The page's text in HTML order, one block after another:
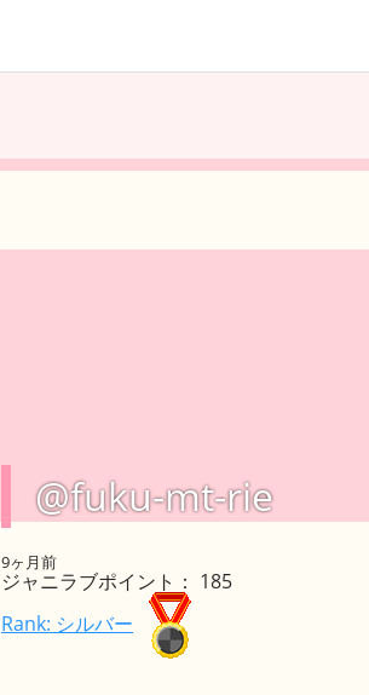
@fuku-mt-rie
9ヶ月前
ジャニラブポイント： 185
Rank: シルバー